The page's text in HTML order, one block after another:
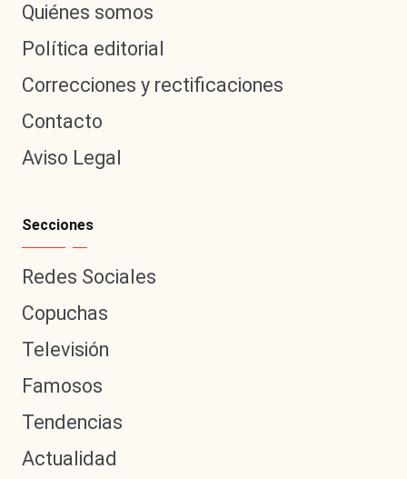
Quiénes somos
Política editorial
Correcciones y rectificaciones
Contacto
Aviso Legal
Secciones
Redes Sociales
Copuchas
Televisión
Famosos
Tendencias
Actualidad